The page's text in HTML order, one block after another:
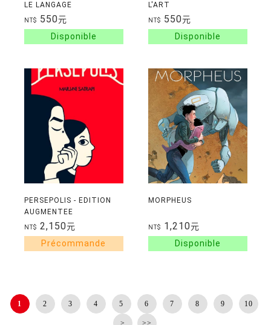
LE LANGAGE
NT$ 550元
L'ART
NT$ 550元
PERSEPOLIS - EDITION
AUGMENTEE
NT$ 2,150元
MORPHEUS
NT$ 1,210元
1 2 3 4 5 6 7 8 9 10
> >>